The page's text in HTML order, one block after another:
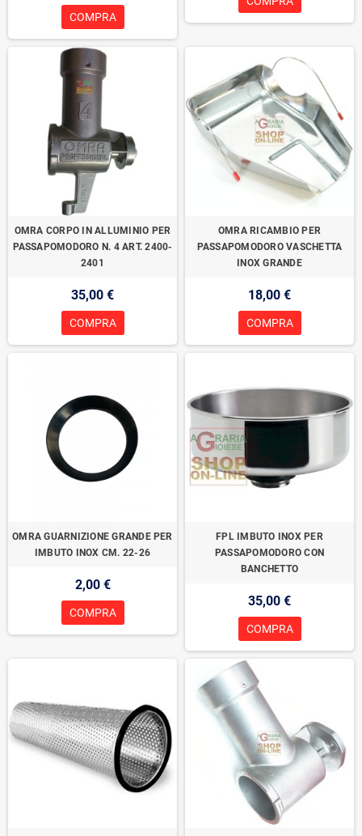
COMPRA
OMRA CORPO IN ALLUMINIO PER
PASSAPOMODORO N. 4 ART. 2400-
2401
35,00 €
COMPRA
OMRA RICAMBIO PER
PASSAPOMODORO VASCHETTA
INOX GRANDE
18,00 €
COMPRA
OMRA GUARNIZIONE GRANDE PER
IMBUTO INOX CM. 22-26
2,00 €
COMPRA
FPL IMBUTO INOX PER
PASSAPOMODORO CON
BANCHETTO
35,00 €
COMPRA